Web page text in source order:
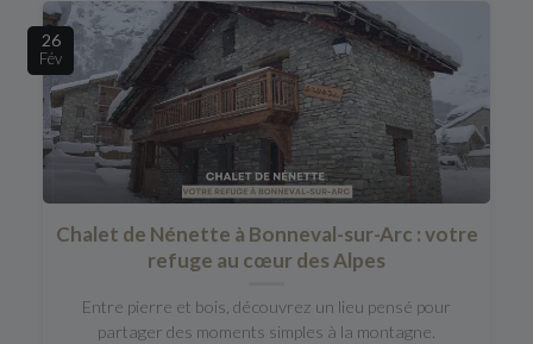
26
Fév
Chalet de Nénette à Bonneval-sur-Arc : votre
refuge au cœur des Alpes
Entre pierre et bois, découvrez un lieu pensé pour
partager des moments simples à la montagne.